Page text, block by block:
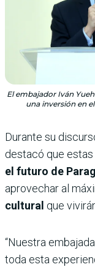
El embajador Iván
una inversión en
Durante su
destacó que
el futuro de
aprovechar al
cultural que
“Nuestra
toda esta